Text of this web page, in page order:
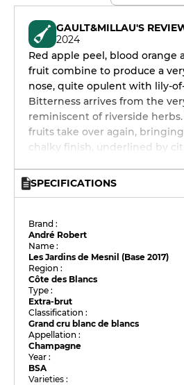
GAULT&MILLAU'S
2024
Red apple peel, blood orange
fruit combine to produce a
nose, quite opulent with lily-
Bitterness arrives from the
reminiscent of riverside
fruits take over again,
chalky finish, underlined by
SPECIFICATIONS
Brand :
André Robert
Name :
Les Jardins de Mesnil (Base 2017)
Region :
Côte des Blancs
Type :
Extra-brut
Classification :
Grand cru blanc de blancs
Appellation :
Champagne
Year :
BSA
Varieties :